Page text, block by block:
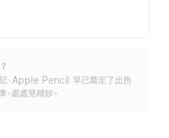
記，Apple Pencil 早已奠定了出色
，處處見精妙。